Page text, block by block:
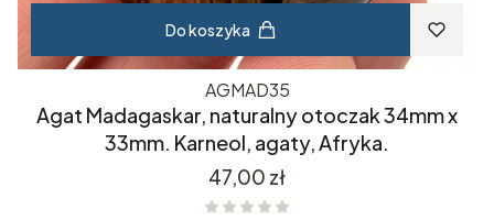
Do koszyka
AGMAD35
Agat Madagaskar, naturalny otoczak 34mm x
33mm. Karneol, agaty, Afryka.
Cena
47,00 zł